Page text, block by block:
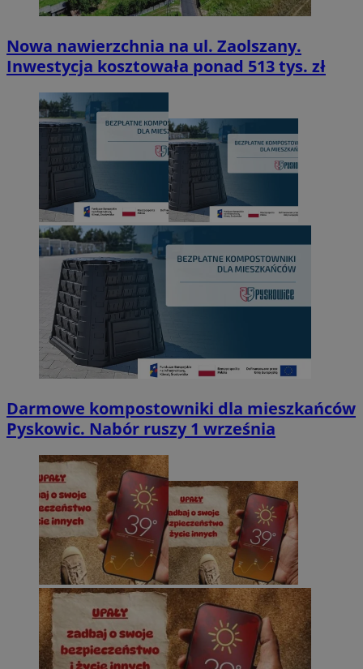
Nowa nawierzchnia na ul. Zaolszany.
Inwestycja kosztowała ponad 513 tys. zł
Darmowe kompostowniki dla mieszkańców
Pyskowic. Nabór ruszy 1 września